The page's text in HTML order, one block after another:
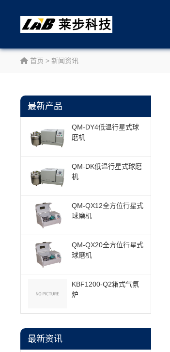
首页 > 新闻资讯
最新产品
QM-DY4低温行星式球
磨机
QM-DK低温行星式球磨
机
QM-QX12全方位行星式
球磨机
QM-QX20全方位行星式
球磨机
KBF1200-Q2箱式气氛
炉
最新资讯